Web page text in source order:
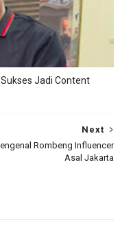
Jadi Content
Next
Rombeng Influencer
Asal Jakarta